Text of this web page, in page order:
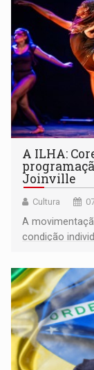
A ILHA:
Joinville
Cultura
A
condição